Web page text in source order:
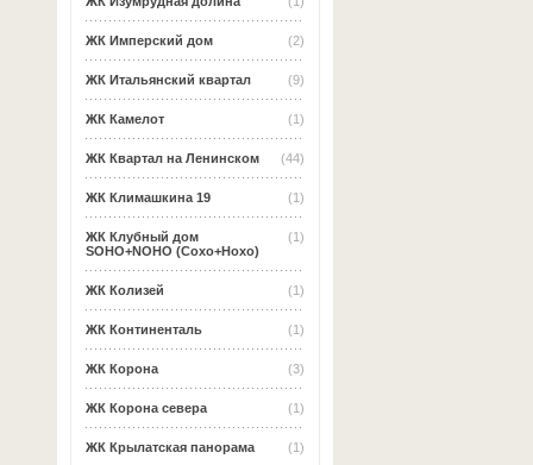
(2)
ЖК Имперский дом
(9)
ЖК Итальянский квартал
(1)
ЖК Камелот
(44)
ЖК Квартал на Ленинском
(1)
ЖК Климашкина 19
(1)
ЖК Клубный дом
SOHO+NOHO (Сохо+Нохо)
(1)
ЖК Колизей
(1)
ЖК Континенталь
(3)
ЖК Корона
(1)
ЖК Корона севера
(1)
ЖК Крылатская панорама